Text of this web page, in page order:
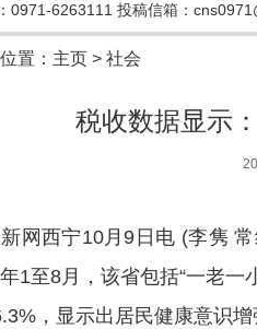
0971-6263111 投稿信箱：
置： 主页 > 社会
税收数据显示
西宁10月9日电 (李隽 常
1至8月，该省包括“一老
，显示出居民健康意识增